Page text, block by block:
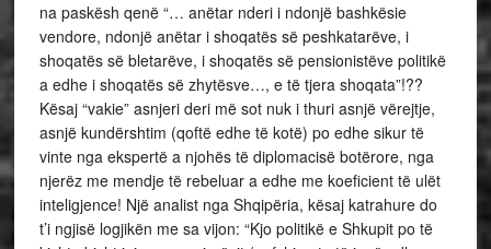
na paskësh qenë “… anëtar nderi i ndonjë bashkësie
vendore, ndonjë anëtar i shoqatës së peshkatarëve, i
shoqatës së bletarëve, i shoqatës së pensionistëve politikë
a edhe i shoqatës së zhytësve…, e të tjera shoqata”!??
Kësaj “vakie” asnjeri deri më sot nuk i thuri asnjë vërejtje,
asnjë kundërshtim (qoftë edhe të kotë) po edhe sikur të
vinte nga ekspertë a njohës të diplomacisë botërore, nga
njerëz me mendje të rebeluar a edhe me koeficient të ulët
inteligjence! Një analist nga Shqipëria, kësaj katrahure do
t’i ngjisë logjikën me sa vijon: “Kjo politikë e Shkupit po të